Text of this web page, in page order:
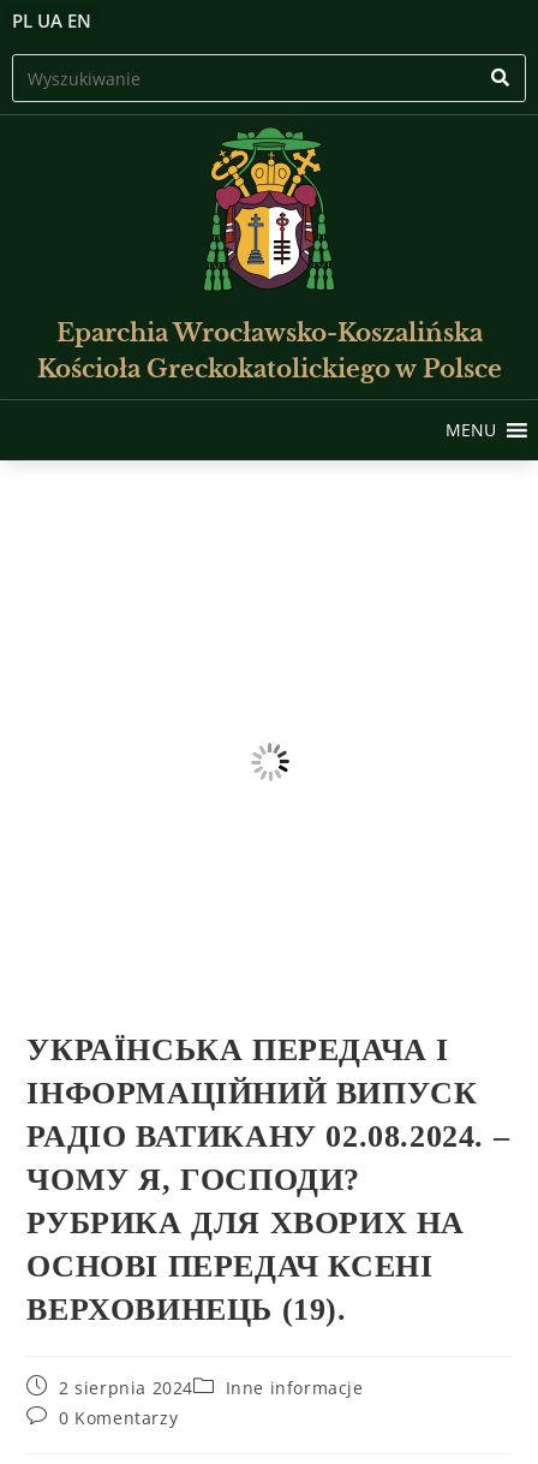
PL UA EN
Eparchia Wrocławsko-Koszalińska
Kościoła Greckokatolickiego w Polsce
MENU
УКРАЇНСЬКА ПЕРЕДАЧА І
ІНФОРМАЦІЙНИЙ ВИПУСК
РАДІО ВАТИКАНУ 02.08.2024. –
ЧОМУ Я, ГОСПОДИ?
РУБРИКА ДЛЯ ХВОРИХ НА
ОСНОВІ ПЕРЕДАЧ КСЕНІ
ВЕРХОВИНЕЦЬ (19).
2 sierpnia 2024
Inne informacje
0 Komentarzy